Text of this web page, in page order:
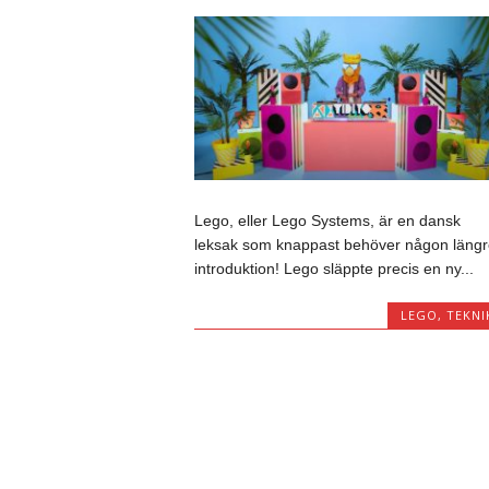
Lego, eller Lego Systems, är en dansk
leksak som knappast behöver någon
introduktion! Lego släppte precis en ny...
LEGO,